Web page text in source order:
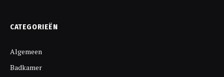
CATEGORIEËN
Algemeen
Badkamer